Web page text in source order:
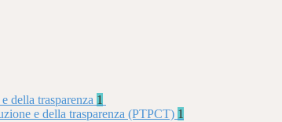
della trasparenza 1
e della trasparenza (PTPCT) 1